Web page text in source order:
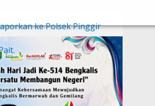
ke Polsek Pinggir